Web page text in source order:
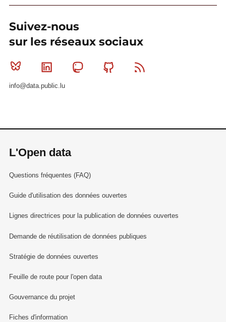
Suivez-nous
sur les réseaux sociaux
Bluesky Linkedin MastodonGithub
info@data.public.lu
L'Open data
Questions fréquentes (FAQ)
Guide d'utilisation des données ouvertes
Lignes directrices pour la publication de données ouvertes
Demande de réutilisation de données publiques
Stratégie de données ouvertes
Feuille de route pour l'open data
Gouvernance du projet
Fiches d'information